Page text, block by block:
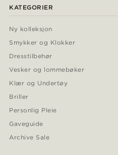
KATEGORIER
Ny kolleksjon
Smykker og Klokker
Dresstilbehør
Vesker og lommebøker
Klær og Undertøy
Briller
Personlig Pleie
Gaveguide
Archive Sale